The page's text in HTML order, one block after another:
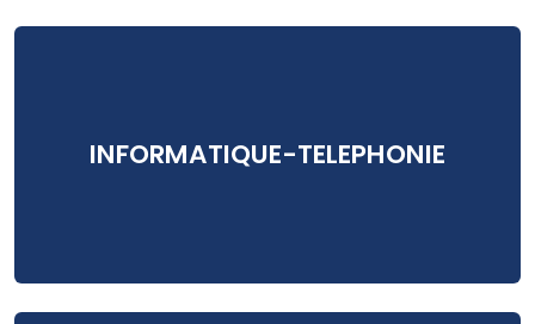
INFORMATIQUE-TELEPHONIE